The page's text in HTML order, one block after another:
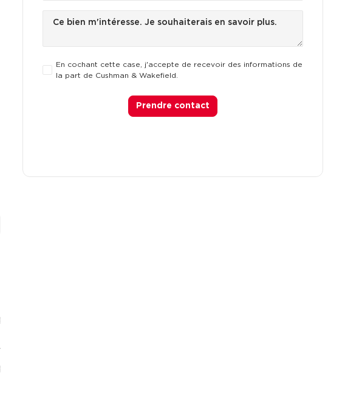
En cochant cette case, j'accepte de recevoir des informations de
la part de Cushman & Wakefield.
Prendre contact